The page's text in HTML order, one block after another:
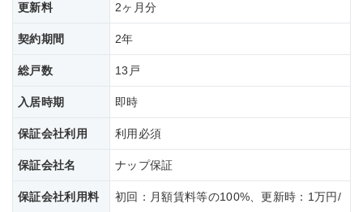
更新料 2ヶ月分
契約期間 2年
総戸数 13戸
入居時期 即時
保証会社利用 利用必須
保証会社名 ナップ保証
保証会社利用料
初回：月額賃料等の100%、更新時：1万円/